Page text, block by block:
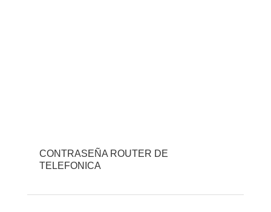
CONTRASEÑA ROUTER DE
TELEFONICA